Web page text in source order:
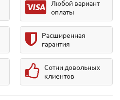
Любой вариант
оплаты
Расширенная
гарантия
Сотни довольных
клиентов